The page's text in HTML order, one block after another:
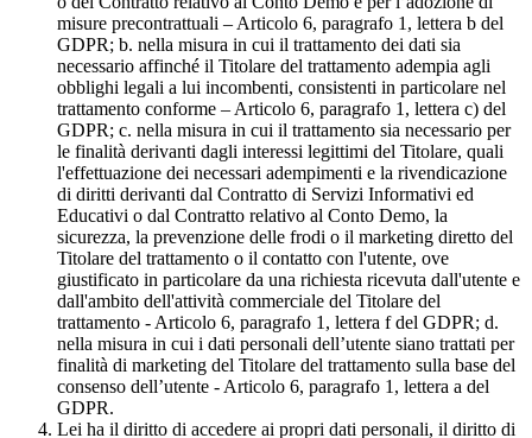
misure precontrattuali – Articolo 6, paragrafo 1, lettera b del
GDPR; b. nella misura in cui il trattamento dei dati sia
necessario affinché il Titolare del trattamento adempia agli
obblighi legali a lui incombenti, consistenti in particolare nel
trattamento conforme – Articolo 6, paragrafo 1, lettera c) del
GDPR; c. nella misura in cui il trattamento sia necessario per
le finalità derivanti dagli interessi legittimi del Titolare, quali
l'effettuazione dei necessari adempimenti e la rivendicazione
di diritti derivanti dal Contratto di Servizi Informativi ed
Educativi o dal Contratto relativo al Conto Demo, la
sicurezza, la prevenzione delle frodi o il marketing diretto del
Titolare del trattamento o il contatto con l'utente, ove
giustificato in particolare da una richiesta ricevuta dall'utente e
dall'ambito dell'attività commerciale del Titolare del
trattamento - Articolo 6, paragrafo 1, lettera f del GDPR; d.
nella misura in cui i dati personali dell’utente siano trattati per
finalità di marketing del Titolare del trattamento sulla base del
consenso dell’utente - Articolo 6, paragrafo 1, lettera a del
GDPR.
Lei ha il diritto di accedere ai propri dati personali, il diritto di